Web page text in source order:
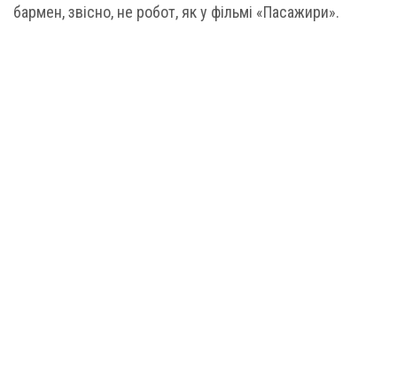
бармен, звісно, не робот, як у фільмі «Пасажири».